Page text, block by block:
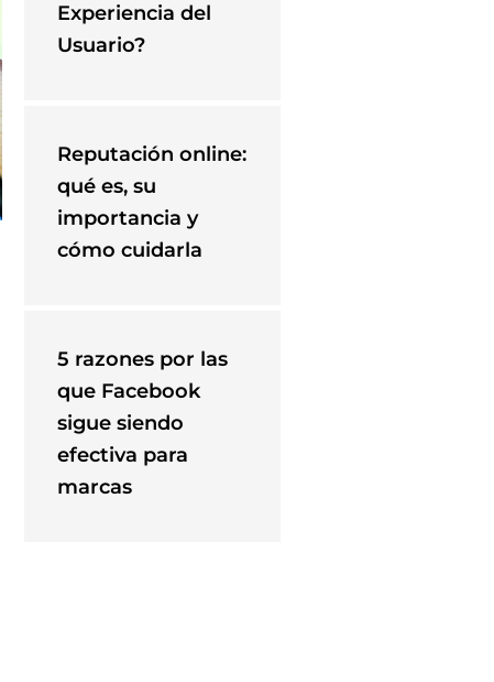
Experiencia del
Usuario?
Reputación online:
qué es, su
importancia y
cómo cuidarla
5 razones por las
que Facebook
sigue siendo
efectiva para
marcas